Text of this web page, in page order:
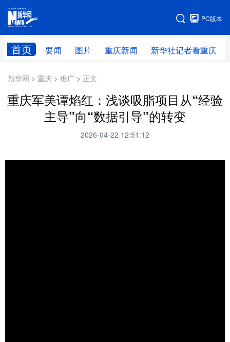
PC版本
首页 要闻 图片 重庆新闻 新华社记者看重庆
网站地图
新华网 > 重庆 > 推广 > 正文
重庆军美谭焰红：浅谈吸脂项目从“经验
主导”向“数据引导”的转变
2026-04-22 12:51:12